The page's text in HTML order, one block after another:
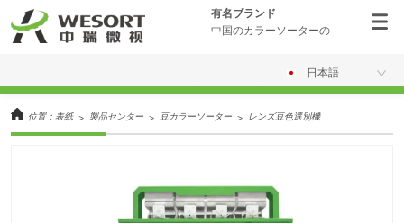
有名ブランド
中国のカラーソーターの
日本語
位置： 表紙 > 製品センター > 豆カラーソーター > レンズ豆色選別機